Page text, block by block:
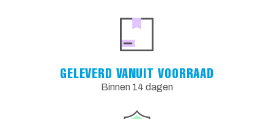
GELEVERD VANUIT VOORRAAD
Binnen 14 dagen